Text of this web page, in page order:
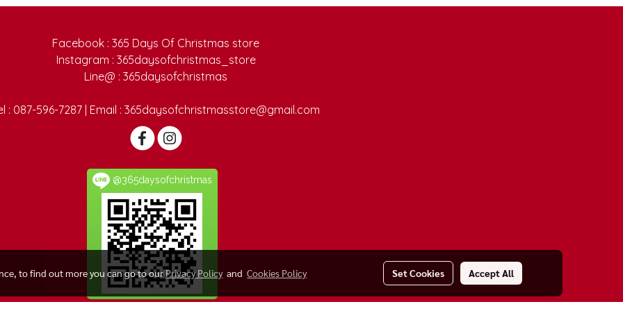
Facebook : 365 Days Of Christmas store
Instagram : 365daysofchristmas_store
Line@ : 365daysofchristmas
: 087-596-7287 | Email : 365daysofchristmasstore@gmail.com
@365daysofchristmas
to find out more you can go to ourPrivacy PolicyandCookies Policy Set Cookies Accept All